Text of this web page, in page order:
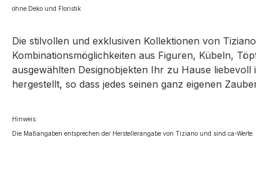
ohne Deko und Floristik
Die stilvollen und exklusiven Kollektionen von
Kombinationsmöglichkeiten aus Figuren, Kübeln,
ausgewählten Designobjekten Ihr zu Hause
hergestellt, so dass jedes seinen ganz eigenen
Hinweis:
Die Maßangaben entsprechen der Herstellerangabe von Tiziano und sind ca-